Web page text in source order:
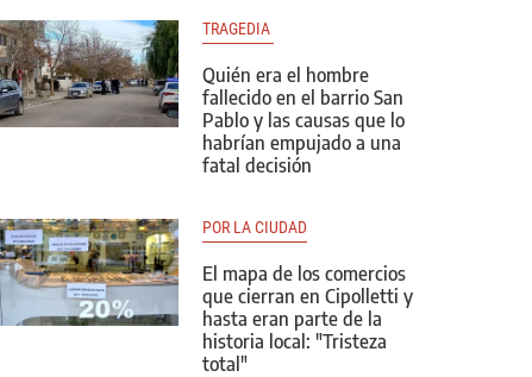
TRAGEDIA
Quién era el hombre
fallecido en el barrio San
Pablo y las causas que lo
habrían empujado a una
fatal decisión
POR LA CIUDAD
El mapa de los comercios
que cierran en Cipolletti y
hasta eran parte de la
historia local: "Tristeza
total"